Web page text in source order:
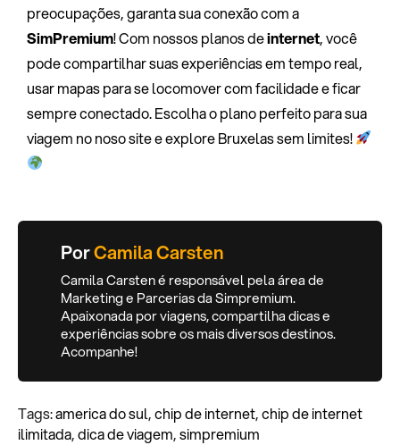
preocupações, garanta sua conexão com a
SimPremium! Com nossos planos deinternet, você
pode compartilhar suas experiências em tempo real,
usar mapas para se locomover com facilidade e ficar
sempre conectado. Escolha o plano perfeito para sua
viagem nonoso sitee explore Bruxelas sem limites!
PorCamila Carsten
Camila Carsten é responsável pela área de
Marketing e Parcerias da Simpremium.
Apaixonada por viagens, compartilha dicas e
experiências sobre os mais diversos destinos.
Acompanhe!
Tags:america do sul,chip de internet,chip de internet
ilimitada,dica de viagem,simpremium